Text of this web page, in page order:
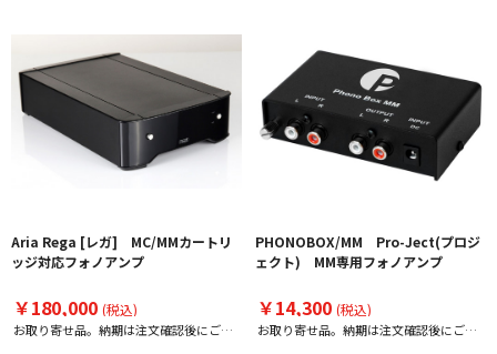
Aria Rega [レガ] MC/MMカートリ
ッジ対応フォノアンプ
￥180,000 (税込)
お取り寄せ品。納期は注文確認後にご案
PHONOBOX/MM Pro-Ject(プロジ
ェクト) MM専用フォノアンプ
￥14,300 (税込)
お取り寄せ品。納期は注文確認後にご案